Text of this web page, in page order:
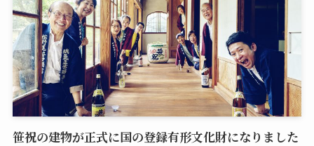
笹祝の建物が正式に国の登録有形文化財になりました